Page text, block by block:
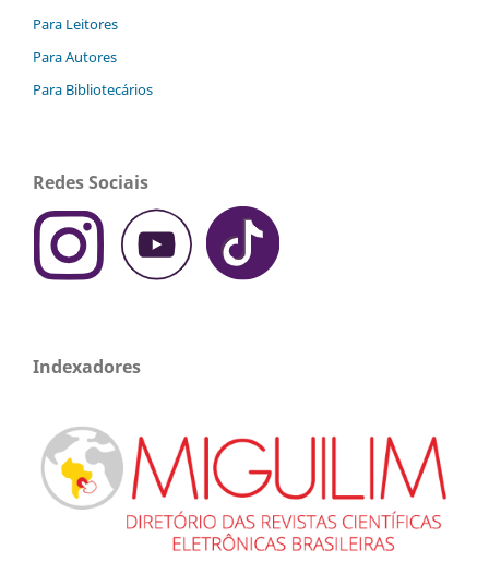
Para Leitores
Para Autores
Para Bibliotecários
Redes Sociais
Indexadores